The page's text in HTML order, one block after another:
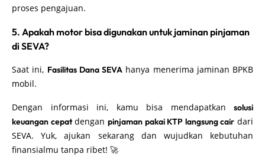
proses pengajuan.
5. Apakah motor bisa digunakan untuk jaminan pinjaman
di SEVA?
Saat ini, Fasilitas Dana SEVA hanya menerima jaminan BPKB
mobil.
Dengan informasi ini, kamu bisa mendapatkan solusi
keuangan cepatdengan pinjaman pakai KTP langsung cair dari
SEVA. Yuk, ajukan sekarang dan wujudkan kebutuhan
finansialmu tanpa ribet! 🚀